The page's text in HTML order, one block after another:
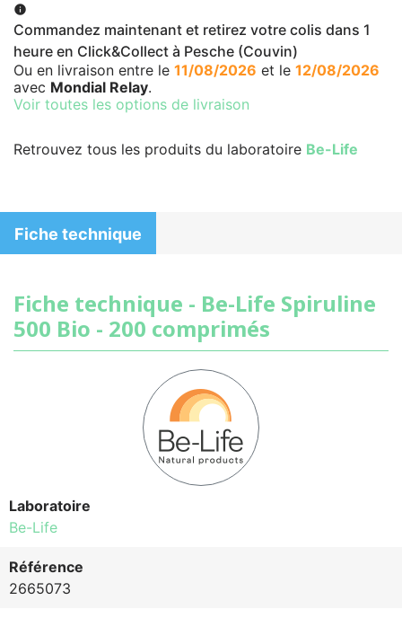
info
Commandez maintenant et retirez votre colis dans 1
heure en Click&Collect à Pesche (Couvin)
Ou en livraison entre le 11/08/2026 et le 12/08/2026
avec Mondial Relay.
Voir toutes les options de livraison
Retrouvez tous les produits du laboratoire Be-Life
Fiche technique
Fiche technique - Be-Life Spiruline
500 Bio - 200 comprimés
Laboratoire
Be-Life
Référence
2665073